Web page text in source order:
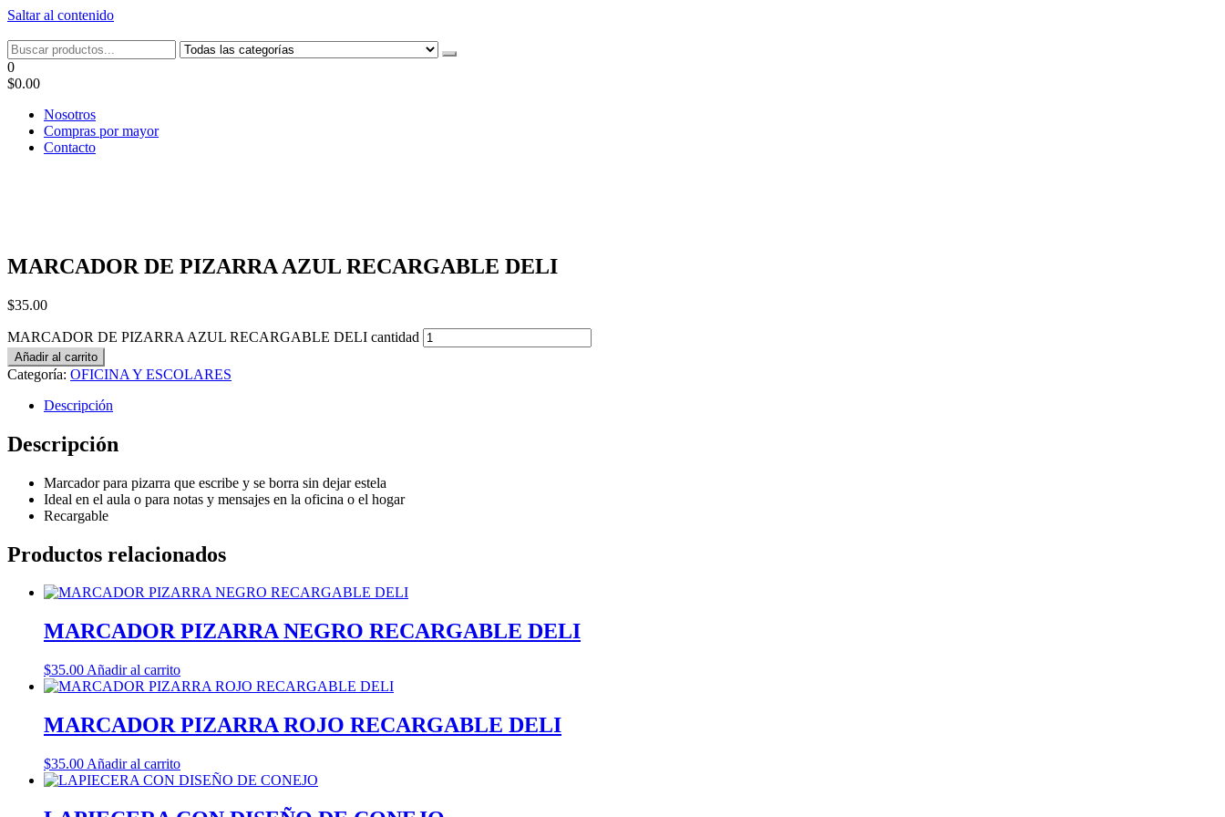
Saltar al contenido
Tel: 22087679 – Cel: 097 822122 – Joaquín Requena 2459
0
$0.00
Nosotros
Compras por mayor
Contacto
MARCADOR DE PIZARRA AZUL RECARGABLE DELI
$35.00
MARCADOR DE PIZARRA AZUL RECARGABLE DELI cantidad
Añadir al carrito
Categoría: OFICINA Y ESCOLARES
Descripción
Descripción
Marcador para pizarra que escribe y se borra sin dejar estela
Ideal en el aula o para notas y mensajes en la oficina o el hogar
Recargable
Productos relacionados
MARCADOR PIZARRA NEGRO RECARGABLE DELI
$35.00 Añadir al carrito
MARCADOR PIZARRA ROJO RECARGABLE DELI
$35.00 Añadir al carrito